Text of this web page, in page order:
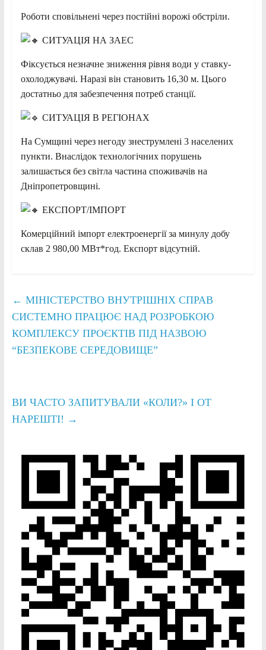
Роботи сповільнені через постійні ворожі обстріли.
СИТУАЦІЯ НА ЗАЕС
Фіксується незначне зниження рівня води у ставку-
охолоджувачі. Наразі він становить 16,30 м. Цього
достатньо для забезпечення потреб станції.
СИТУАЦІЯ В РЕГІОНАХ
На Сумщині через негоду знеструмлені 3 населених
пункти. Внаслідок технологічних порушень
залишається без світла частина споживачів на
Дніпропетровщині.
ЕКСПОРТ/ІМПОРТ
Комерційний імпорт електроенергії за минулу добу
склав 2 980,00 МВт*год. Експорт відсутній.
← МІНІСТЕРСТВО ВНУТРІШНІХ СПРАВ
СИСТЕМНО ПРАЦЮЄ НАД РОЗРОБКОЮ
КОМПЛЕКСУ ПРОЄКТІВ ПІД НАЗВОЮ
“БЕЗПЕКОВЕ СЕРЕДОВИЩЕ”
ВИ ЧАСТО ЗАПИТУВАЛИ «КОЛИ?» І ОТ
НАРЕШТІ! →